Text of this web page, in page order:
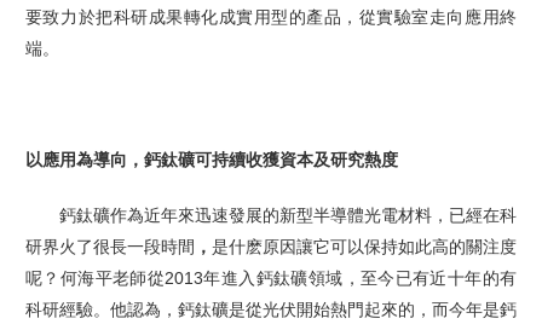
要致力於把科研成果轉化成實用型的產品，從實驗室走向應用終
端。
以應用為導向，鈣鈦礦可持續收獲資本及研究熱度
鈣鈦礦作為近年來迅速發展的新型半導體光電材料，已經在科
研界火了很長一段時間 ， 是什麽原因讓它可以保持如此高的關注度
呢？何海平老師從2013年進入鈣鈦礦領域，至今已有近十年的有
科研經驗。他認為，鈣鈦礦是從光伏開始熱門起來的，而今年是鈣